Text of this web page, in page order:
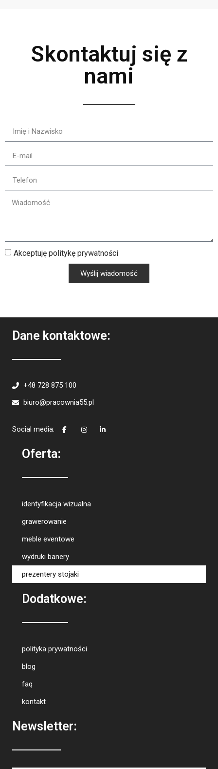
Skontaktuj się z
nami
Akceptuję politykę prywatności
Wyślij wiadomość
Dane kontaktowe:
+48 728 875 100
biuro@pracownia55.pl
Social media:
Oferta:
identyfikacja wizualna
grawerowanie
meble eventowe
wydruki banery
prezentery stojaki
Dodatkowe:
polityka prywatności
blog
faq
kontakt
Newsletter: